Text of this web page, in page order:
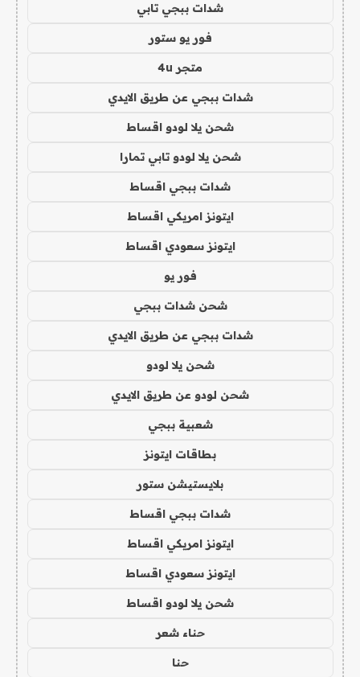
شدات ببجي تابي
فور يو ستور
متجر 4u
شدات ببجي عن طريق الايدي
شحن يلا لودو اقساط
شحن يلا لودو تابي تمارا
شدات ببجي اقساط
ايتونز امريكي اقساط
ايتونز سعودي اقساط
فور يو
شحن شدات ببجي
شدات ببجي عن طريق الايدي
شحن يلا لودو
شحن لودو عن طريق الايدي
شعبية ببجي
بطاقات ايتونز
بلايستيشن ستور
شدات ببجي اقساط
ايتونز امريكي اقساط
ايتونز سعودي اقساط
شحن يلا لودو اقساط
حناء شعر
حنا